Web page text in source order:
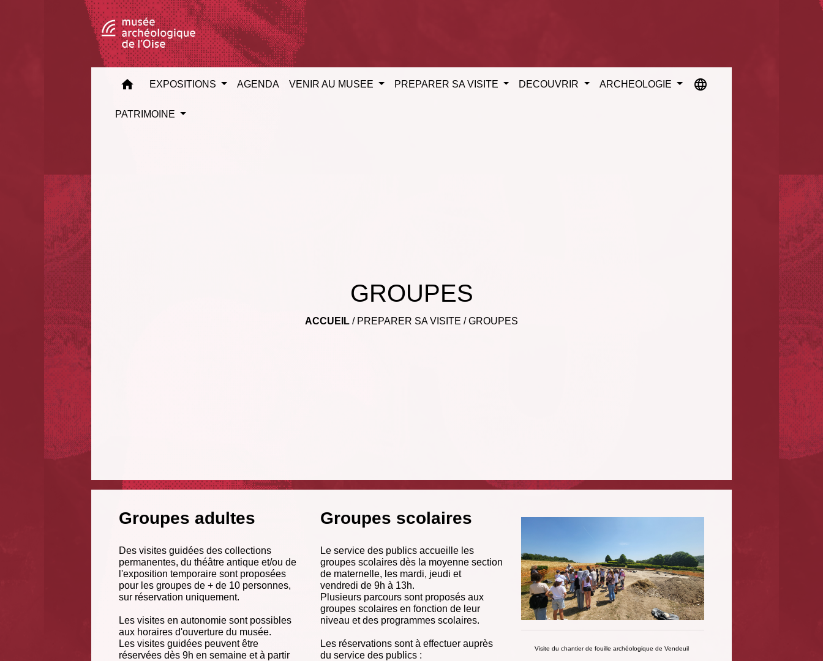
home EXPOSITIONS AGENDA VENIR AU MUSEE PREPARER SA VISITE DECOUVRIR ARCHEOLOGIE
PATRIMOINE
language
GROUPES
ACCUEIL / PREPARER SA VISITE /GROUPES
Groupes adultes
Des visites guidées des collections
permanentes, du théâtre antique et/ou de
l'exposition temporaire sont proposées
pour les groupes de + de 10 personnes,
sur réservation uniquement.
Les visites en autonomie sont possibles
aux horaires d'ouverture du musée.
Les visites guidées peuvent être
réservées dès 9h en semaine et à partir
Groupes scolaires
Le service des publics accueille les
groupes scolaires dès la moyenne section
de maternelle, les mardi, jeudi et
vendredi de 9h à 13h.
Plusieurs parcours sont proposés aux
groupes scolaires en fonction de leur
niveau et des programmes scolaires.
Les réservations sont à effectuer auprès
du service des publics :
Visite du chantier de fouille archéologique de Vendeuil